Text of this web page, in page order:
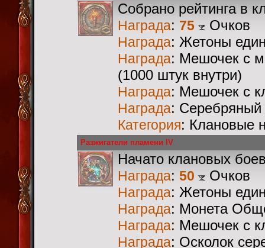
Собрано рейтинга в
Награда: 75 Очков
Награда: Жетоны
Награда: Мешочек с
(1000 штук внутри)
Награда: Мешочек с
Награда: Серебряный
Категория: Клановые
Разжигатели пламени IV
Начато клановых
Награда: 50 Очков
Награда: Жетоны
Награда: Монета
Награда: Мешочек с
Награда: Осколок